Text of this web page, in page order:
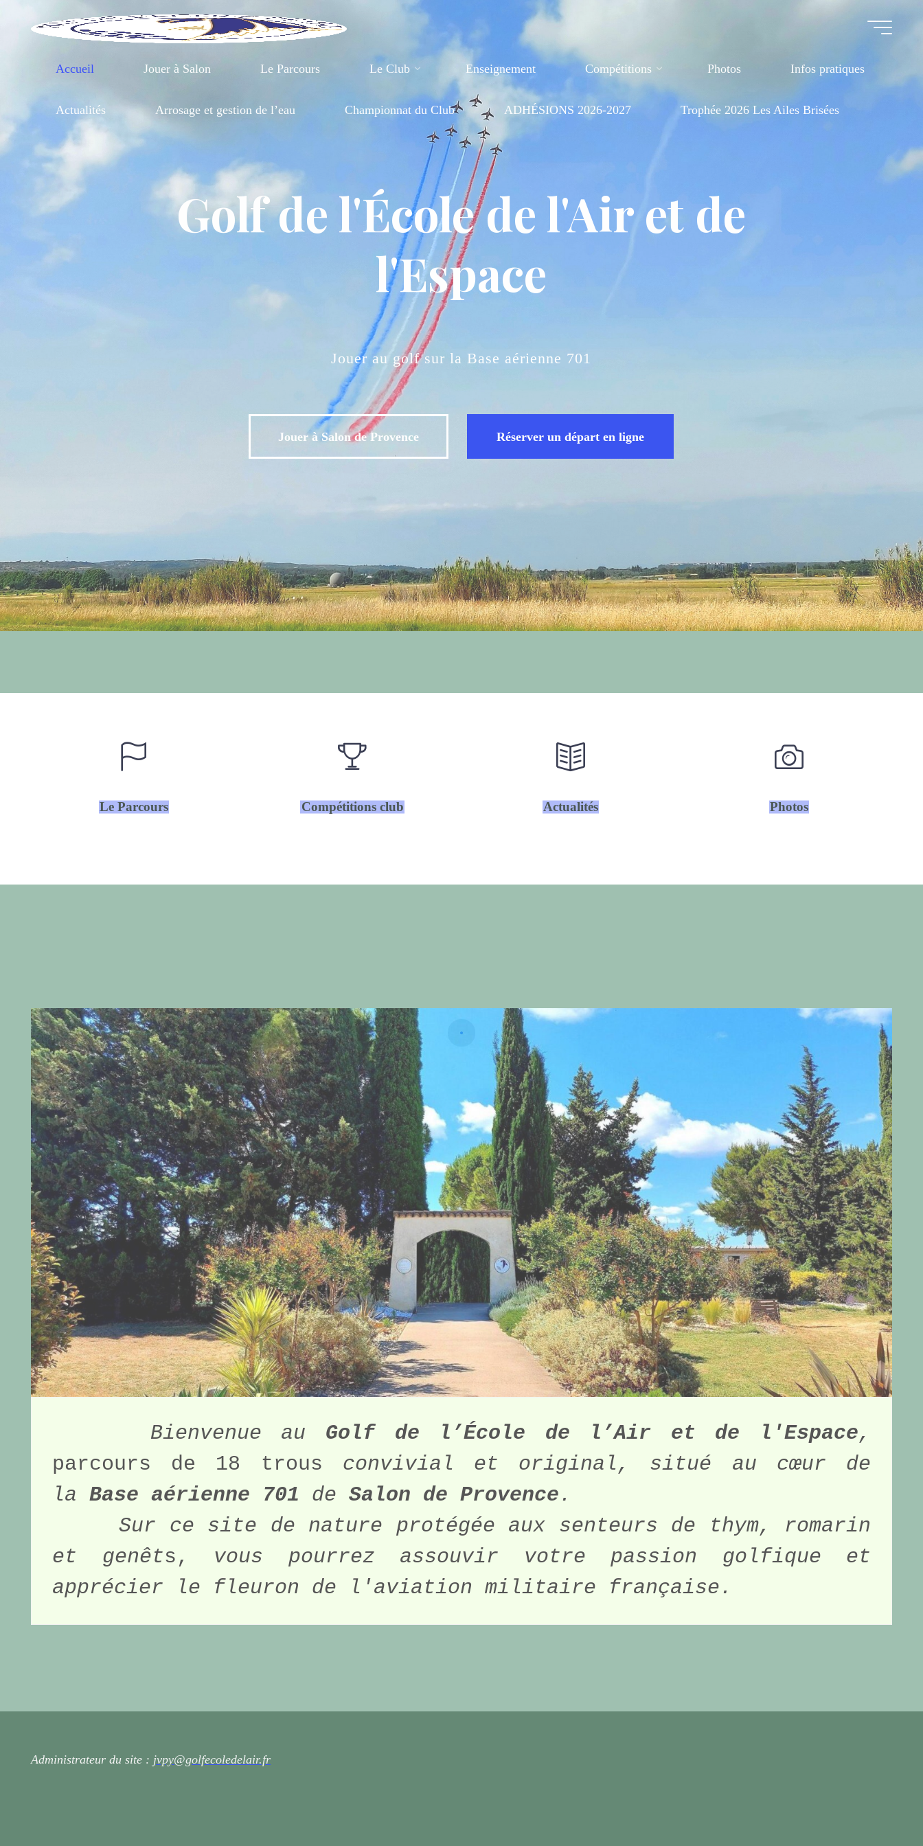
Accueil
Jouer à Salon Le Parcours Le Club Enseignement Compétitions Photos Infos pratiques
Actualités Arrosage et gestion de l’eau Championnat du Club ADHÉSIONS 2026-2027 Trophée 2026 Les Ailes Brisées
Golf de l'École de l'Air et de
l'Espace
Jouer au golf sur la Base aérienne 701
Jouer à Salon de Provence Réserver un départ en ligne
Le Parcours Compétitions club Actualités Photos
Bienvenue au Golf de l’École de l’Air et de l'Espace
parcours de 18 trous convivial et original, situé au cœur de
la Base aérienne 701 de Salon de Provence.
Sur ce site de nature protégée aux senteurs de thym, romarin
et genêts,
vous pourrez assouvir votre passion golfique et
apprécier le fleuron de l'aviation militaire française.
Administrateur du site : jvpy@golfecoledelair.fr